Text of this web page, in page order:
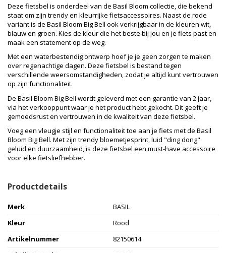
Deze fietsbel is onderdeel van de Basil Bloom collectie, die bekend
staat om zijn trendy en kleurrijke fietsaccessoires. Naast de rode
variant is de Basil Bloom Big Bell ook verkrijgbaar in de kleuren wit,
blauw en groen. Kies de kleur die het beste bij jou en je fiets past en
maak een statement op de weg.
Met een waterbestendig ontwerp hoef je je geen zorgen te maken
over regenachtige dagen. Deze fietsbel is bestand tegen
verschillende weersomstandigheden, zodat je altijd kunt vertrouwen
op zijn functionaliteit.
De Basil Bloom Big Bell wordt geleverd met een garantie van 2 jaar,
via het verkooppunt waar je het product hebt gekocht. Dit geeft je
gemoedsrust en vertrouwen in de kwaliteit van deze fietsbel.
Voeg een vleugje stijl en functionaliteit toe aan je fiets met de Basil
Bloom Big Bell. Met zijn trendy bloemetjesprint, luid "ding dong"
geluid en duurzaamheid, is deze fietsbel een must-have accessoire
voor elke fietsliefhebber.
Productdetails
Merk
BASIL
Kleur
Rood
Artikelnummer
82150614